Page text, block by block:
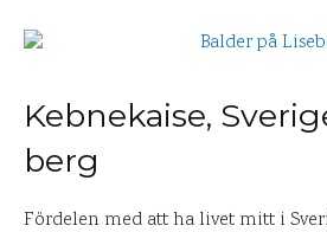
Kebnekaise,
berg
Fördelen med att ha livet mitt i